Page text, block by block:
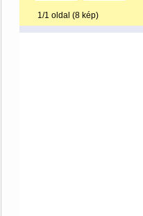
1/1 oldal (8 kép)